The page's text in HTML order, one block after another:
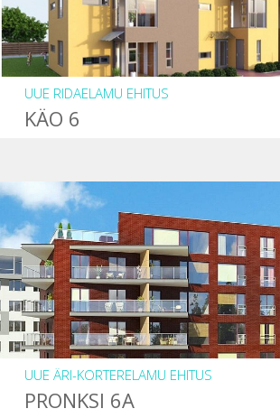
UUE RIDAELAMU EHITUS
KÄO 6
UUE ÄRI-KORTERELAMU EHITUS
PRONKSI 6A